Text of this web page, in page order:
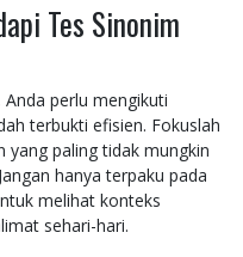
Tes Sinonim
perlu mengikuti
terbukti efisien. Fokuslah
yang paling tidak mungkin
hanya terpaku pada
melihat konteks
sehari-hari.